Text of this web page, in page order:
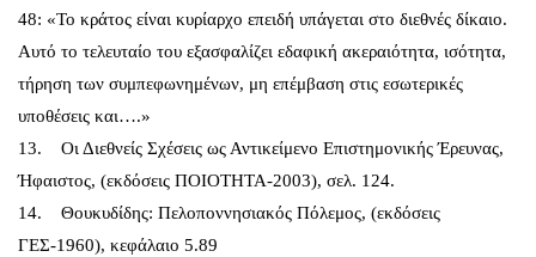
48: «Το κράτος είναι κυρίαρχο επειδή υπάγεται στο διεθνές δίκαιο.
Αυτό το τελευταίο του εξασφαλίζει εδαφική ακεραιότητα, ισότητα,
τήρηση των συμπεφωνημένων, μη επέμβαση στις εσωτερικές
υποθέσεις και….»
13. Οι Διεθνείς Σχέσεις ως Αντικείμενο Επιστημονικής Έρευνας,
Ήφαιστος, (εκδόσεις ΠΟΙΟΤΗΤΑ-2003), σελ. 124.
14. Θουκυδίδης: Πελοποννησιακός Πόλεμος, (εκδόσεις
ΓΕΣ-1960), κεφάλαιο 5.89